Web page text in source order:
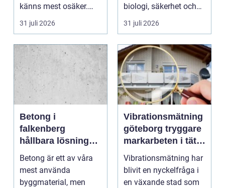
känns mest osäker.
Frågorna hopar sig:
vilk...
31 juli 2026
biologi, säkerhet och
hantverk. I en stad so...
31 juli 2026
Betong i
falkenberg
hållbara lösningar
för grund, golv
och utemiljö
Betong är ett av våra
mest använda
byggmaterial, men
Vibrationsmätning
göteborg tryggare
markarbeten i tät
stadsmiljö
Vibrationsmätning har
blivit en nyckelfråga i
en växande stad som